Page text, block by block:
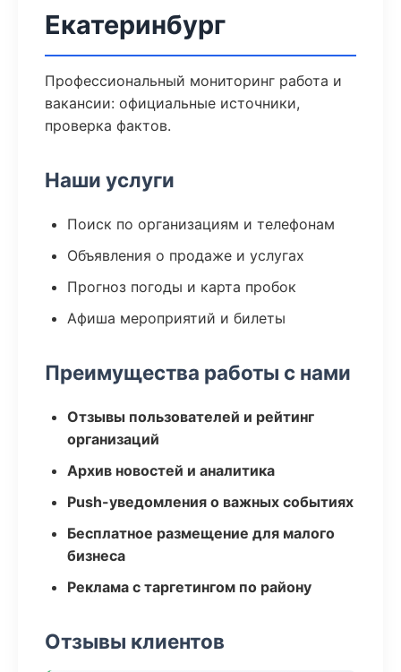
Екатеринбург
Профессиональный мониторинг работа и
вакансии: официальные источники,
проверка фактов.
Наши услуги
Поиск по организациям и телефонам
Объявления о продаже и услугах
Прогноз погоды и карта пробок
Афиша мероприятий и билеты
Преимущества работы с нами
Отзывы пользователей и рейтинг
организаций
Архив новостей и аналитика
Push-уведомления о важных событиях
Бесплатное размещение для малого
бизнеса
Реклама с таргетингом по району
Отзывы клиентов